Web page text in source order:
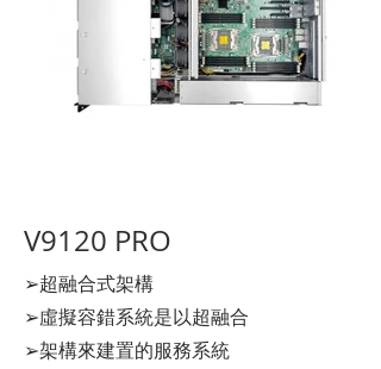
V9120 PRO
➢超融合式架構
➢虛擬容錯系統是以超融合
➢架構來建置的服務系統